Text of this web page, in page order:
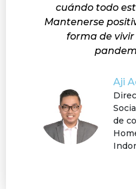
cuándo todo
Mantenerse
forma de
Aji
de